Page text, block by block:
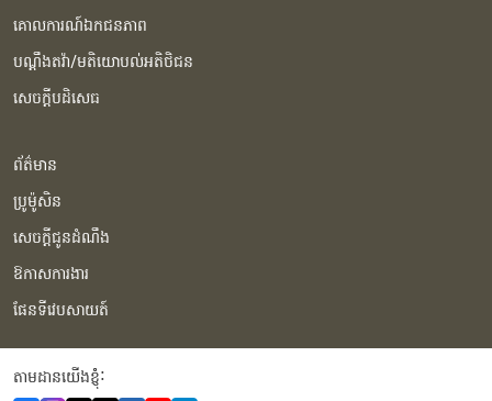
គោលការណ៍ឯកជនភាព
បណ្ដឹងតវ៉ា/មតិយោបល់អតិថិជន
សេចក្ដីបដិសេធ
ព័ត៌មាន
ប្រូម៉ូសិន
សេចក្ដីជូនដំណឹង
ឱកាសការងារ
ផែនទីវេបសាយត៍
តាមដានយើងខ្ញុំំ: